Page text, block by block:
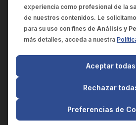
SCIENCELINK
SCILINK COMUNICACIÓN
El contenido y la información de
para profesionales de
experiencia como profesional de la
de nuestros contenidos. Le
para su uso con fines de Análisis y
más detalles, acceda a nuestra
Preferencias de
Rechazar
Aceptar todas